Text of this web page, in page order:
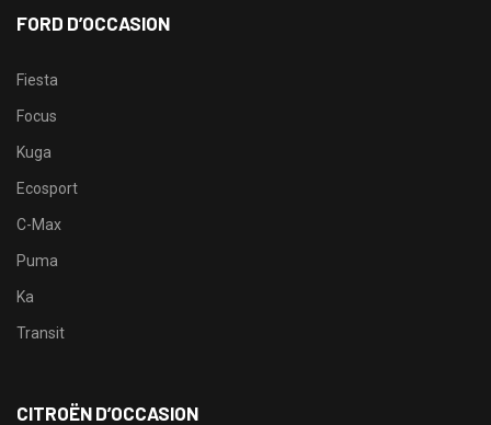
FORD D’OCCASION
Fiesta
Focus
Kuga
Ecosport
C-Max
Puma
Ka
Transit
CITROËN D’OCCASION